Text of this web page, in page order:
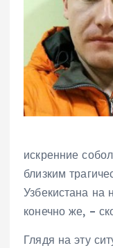
искренние
близким
Узбекистана
конечно же, –
Глядя на эту